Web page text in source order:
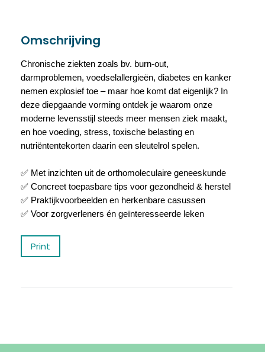
Omschrijving
Chronische ziekten zoals bv. burn-out,
darmproblemen, voedselallergieën, diabetes en kanker
nemen explosief toe – maar hoe komt dat eigenlijk? In
deze diepgaande vorming ontdek je waarom onze
moderne levensstijl steeds meer mensen ziek maakt,
en hoe voeding, stress, toxische belasting en
nutriëntentekorten daarin een sleutelrol spelen.
✅ Met inzichten uit de orthomoleculaire geneeskunde
✅ Concreet toepasbare tips voor gezondheid & herstel
✅ Praktijkvoorbeelden en herkenbare casussen
✅ Voor zorgverleners én geïnteresseerde leken
Print